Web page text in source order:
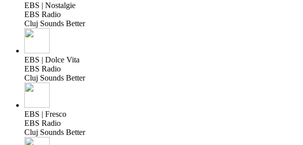
EBS | Nostalgie
EBS Radio
Cluj Sounds Better
EBS | Dolce Vita
EBS Radio
Cluj Sounds Better
EBS | Fresco
EBS Radio
Cluj Sounds Better